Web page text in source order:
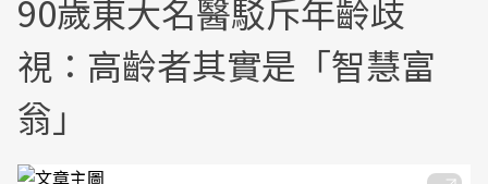
90歲東大名醫駁斥年齡歧
視：高齡者其實是「智慧富
翁」